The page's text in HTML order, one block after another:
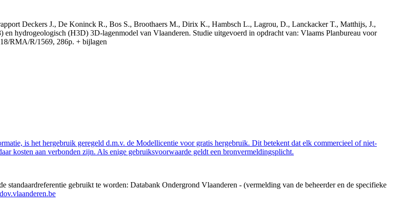
Deckers J., De Koninck R., Bos S., Broothaers M., Dirix K., Hambsch L., Lagrou, D., Lanckacker T., Matthijs, J.,
hydrogeologisch (H3D) 3D-lagenmodel van Vlaanderen. Studie uitgevoerd in opdracht van: Vlaams Planbureau voor
RMA/R/1569, 286p. + bijlagen
is het hergebruik geregeld d.m.v. de Modellicentie voor gratis hergebruik. Dit betekent dat elk commercieel of niet-
kosten aan verbonden zijn. Als enige gebruiksvoorwaarde geldt een bronvermeldingsplicht.
gebruikt te worden: Databank Ondergrond Vlaanderen - (vermelding van de beheerder en de specifieke